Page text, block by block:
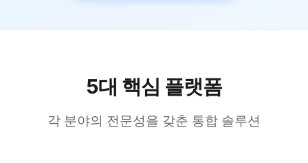
5대 핵심 플랫폼
각 분야의 전문성을 갖춘 통합 솔루션